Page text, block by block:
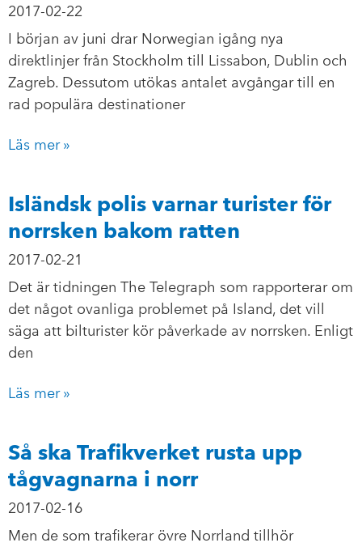
2017-02-22
I början av juni drar Norwegian igång nya
direktlinjer från Stockholm till Lissabon, Dublin och
Zagreb. Dessutom utökas antalet avgångar till en
rad populära destinationer
Läs mer »
Isländsk polis varnar turister för
norrsken bakom ratten
2017-02-21
Det är tidningen The Telegraph som rapporterar om
det något ovanliga problemet på Island, det vill
säga att bilturister kör påverkade av norrsken. Enligt
den
Läs mer »
Så ska Trafikverket rusta upp
tågvagnarna i norr
2017-02-16
Men de som trafikerar övre Norrland tillhör